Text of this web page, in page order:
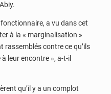
a vu dans cet
à la « marginalisation »
rassemblés contre ce qu’ils
leur encontre », a-t-il
qu’il y a un complot